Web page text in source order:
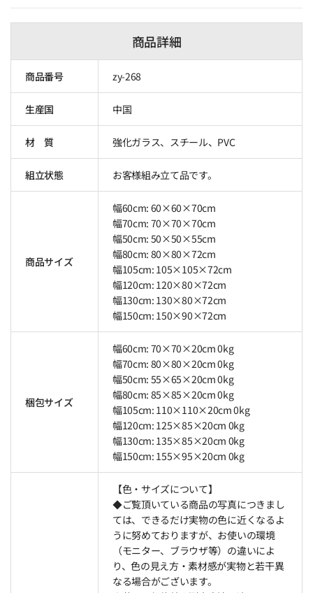
商品詳細
商品番号 zy-268
生産国 中国
材 質 強化ガラス、スチール、PVC
組立状態 お客様組み立て品です。
商品サイズ
幅60cm: 60×60×70cm
幅70cm: 70×70×70cm
幅50cm: 50×50×55cm
幅80cm: 80×80×72cm
幅105cm: 105×105×72cm
幅120cm: 120×80×72cm
幅130cm: 130×80×72cm
幅150cm: 150×90×72cm
梱包サイズ
幅60cm: 70×70×20cm 0kg
幅70cm: 80×80×20cm 0kg
幅50cm: 55×65×20cm 0kg
幅80cm: 85×85×20cm 0kg
幅105cm: 110×110×20cm 0kg
幅120cm: 125×85×20cm 0kg
幅130cm: 135×85×20cm 0kg
幅150cm: 155×95×20cm 0kg
【色・サイズについて】
◆ご覧頂いている商品の写真につきまし
ては、できるだけ実物の色に近くなるよ
うに努めておりますが、お使いの環境
（モニター、ブラウザ等）の違いによ
り、色の見え方・素材感が実物と若干異
なる場合がございます。